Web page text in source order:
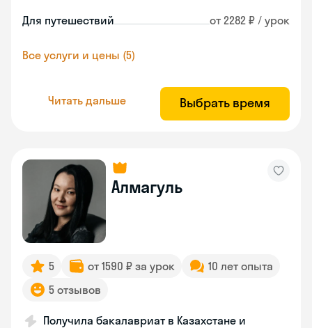
Для путешествий от 2282 ₽ / урок
Все услуги и цены (5)
Читать дальше Выбрать время
Алмагуль
5 от 1590 ₽ за урок
10 лет опыта
5 отзывов
Получила бакалавриат в Казахстане и